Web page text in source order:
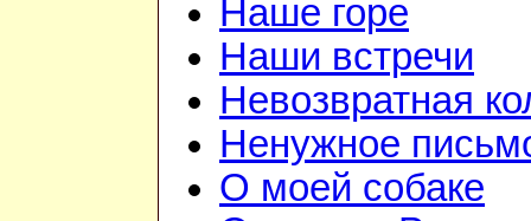
Наше горе
Наши встречи
Невозвратная
Ненужное
О моей собаке